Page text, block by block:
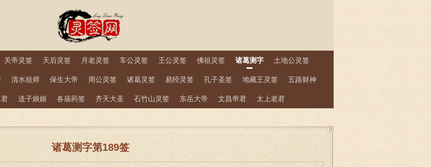
关帝灵签 天后灵签 月老灵签 车公灵签 王公灵签 佛祖灵签 诸葛测字 土地公灵签
清水祖师 保生大帝 周公灵签 诸葛灵签 易经灵签 孔子圣签 地藏王灵签 五路财神
送子娘娘 各庙药签 齐天大圣 石竹山灵签 东岳大帝 文昌帝君 太上老君
诸葛测字第189签